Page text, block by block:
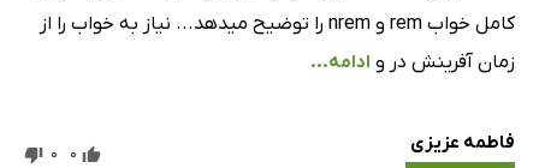
کامل خواب rem و nrem را توضیح میدهد... نیاز به خواب را از
زمان آفرینش در و ادامه...
فاطمه عزیزی 0
0